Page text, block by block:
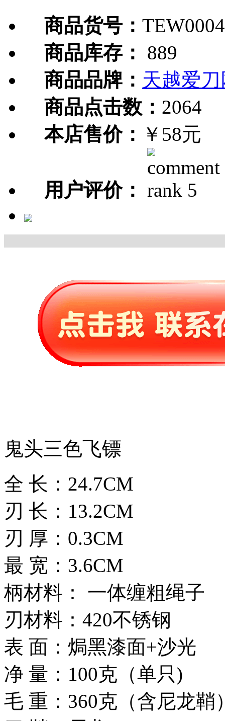
商品货号：
商品库存：
889
商品品牌： 天越爱
商品点击数： 2064
本店售价： ￥58元
用户评价：
鬼头三色飞镖
全 长：24.7CM
刃 长：13.2CM
刃 厚：0.3CM
最 宽：3.6CM
柄材料： 一体缠粗绳子
刃材料：420不锈钢
表 面：焗黑漆面+沙光
净 量：100克（单只)
毛 重：360克（含尼龙鞘